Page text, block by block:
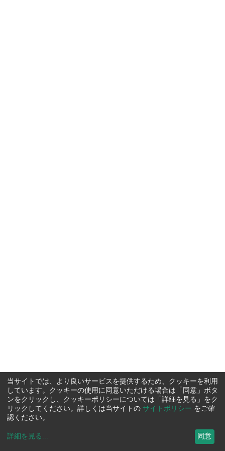
当サイトでは、より良いサービスを提供するため、クッキーを利用
しています。クッキーの使用に同意いただける場合は「同意」ボタ
ンをクリックし、クッキーポリシーについては「詳細を見る」をク
リックしてください。詳しくは当サイトの サイトポリシー をご確
認ください。
詳細を見る ... 同意